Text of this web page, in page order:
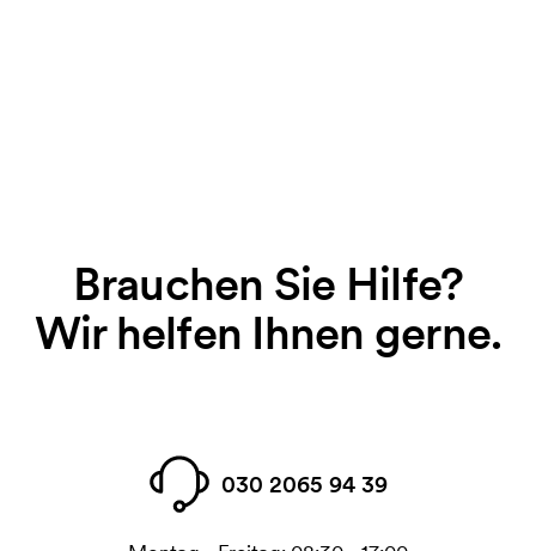
Brauchen Sie Hilfe?
Wir helfen Ihnen gerne.
030 2065 94 39